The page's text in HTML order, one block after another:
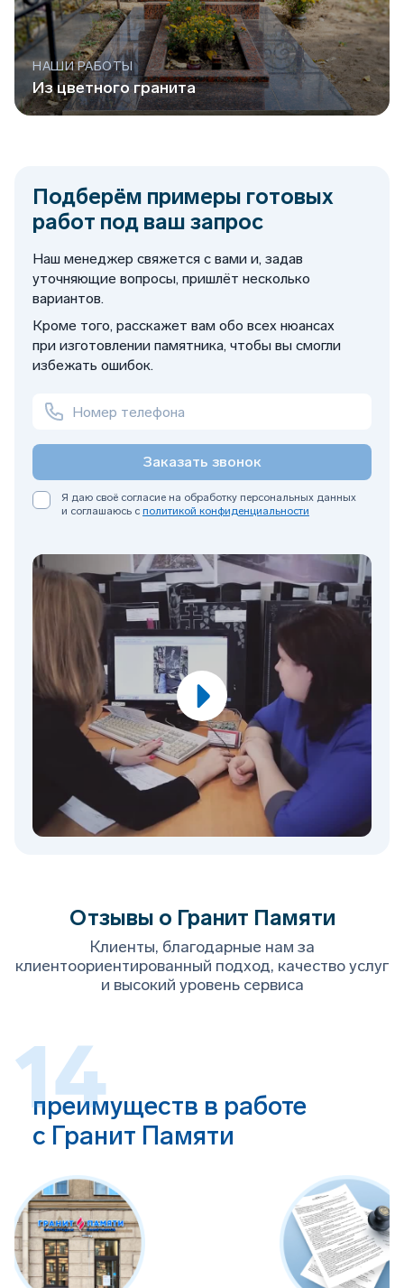
НАШИ РАБОТЫ
Из цветного гранита
Подберём примеры готовых
работ под ваш запрос
Наш менеджер свяжется с вами и, задав
уточняющие вопросы, пришлёт несколько
вариантов.
Кроме того, расскажет вам обо всех нюансах
при изготовлении памятника, чтобы вы смогли
избежать ошибок.
Заказать звонок
Я даю своё согласие на обработку персональных данных
и соглашаюсь с политикой конфиденциальности
Отзывы о Гранит Памяти
Клиенты, благодарные нам за
клиентоориентированный подход, качество услуг
и высокий уровень сервиса
14
преимуществ в работе
с Гранит Памяти